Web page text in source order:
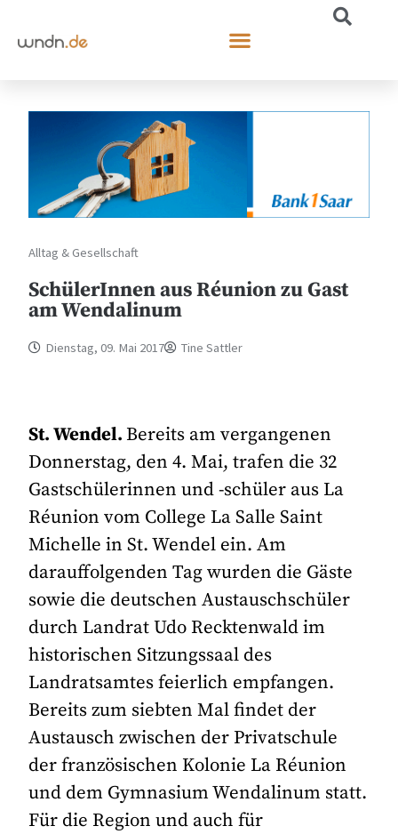
Alltag & Gesellschaft
SchülerInnen aus Réunion zu Gast
am Wendalinum
Dienstag, 09. Mai 2017 Tine Sattler
St. Wendel. Bereits am vergangenen
Donnerstag, den 4. Mai, trafen die 32
Gastschülerinnen und -schüler aus La
Réunion vom College La Salle Saint
Michelle in St. Wendel ein. Am
darauffolgenden Tag wurden die Gäste
sowie die deutschen Austauschschüler
durch Landrat Udo Recktenwald im
historischen Sitzungssaal des
Landratsamtes feierlich empfangen.
Bereits zum siebten Mal findet der
Austausch zwischen der Privatschule
der französischen Kolonie La Réunion
und dem Gymnasium Wendalinum statt.
Für die Region und auch für